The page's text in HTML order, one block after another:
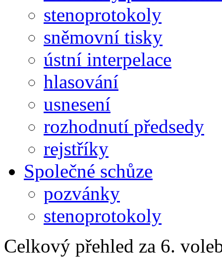
stenoprotokoly
sněmovní tisky
ústní interpelace
hlasování
usnesení
rozhodnutí předsedy
rejstříky
Společné schůze
pozvánky
stenoprotokoly
Celkový přehled za 6.